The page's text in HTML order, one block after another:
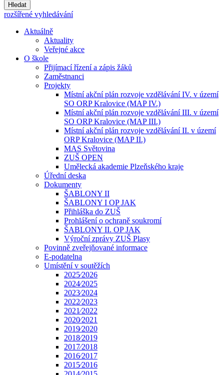
Hledat
rozšířené vyhledávání
Aktuálně
Aktuality
Veřejné akce
O škole
Přijímací řízení a zápis žáků
Zaměstnanci
Projekty
Místní akční plán rozvoje vzdělávání IV. v území
SO ORP Kralovice (MAP IV.)
Místní akční plán rozvoje vzdělávání III. v území
SO ORP Kralovice (MAP III.)
Místní akční plán rozvoje vzdělávání II. v území
ORP Kralovice (MAP II.)
MAS Světovina
ZUŠ OPEN
Umělecká akademie Plzeňského kraje
Úřední deska
Dokumenty
ŠABLONY II
ŠABLONY I OP JAK
Přihláška do ZUŠ
Prohlášení o ochraně soukromí
ŠABLONY II. OP JAK
Výroční zprávy ZUŠ Plasy
Povinně zveřejňované informace
E-podatelna
Umístění v soutěžích
2025⁄2026
2024⁄2025
2023⁄2024
2022⁄2023
2021⁄2022
2020⁄2021
2019⁄2020
2018⁄2019
2017⁄2018
2016⁄2017
2015⁄2016